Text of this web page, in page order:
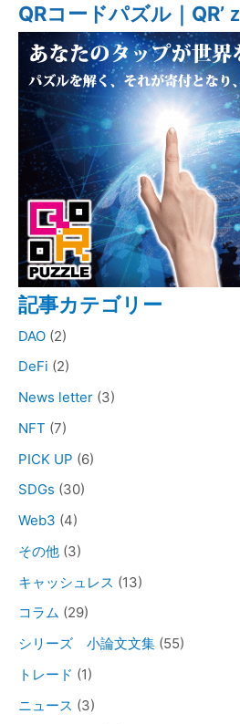
QRコードパズル｜QR’ｚ
記事カテゴリー
DAO (2)
DeFi (2)
News letter (3)
NFT (7)
PICK UP (6)
SDGs (30)
Web3 (4)
その他 (3)
キャッシュレス (13)
コラム (29)
シリーズ 小論文文集 (55)
トレード (1)
ニュース (3)